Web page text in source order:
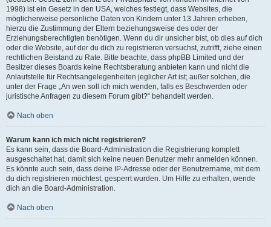
1998) ist ein Gesetz in den USA, welches festlegt, dass Websites, die
möglicherweise persönliche Daten von Kindern unter 13 Jahren erheben,
hierzu die Zustimmung der Eltern beziehungsweise des oder der
Erziehungsberechtigten benötigen. Wenn du dir unsicher bist, ob dies auf dich
oder die Website, auf der du dich zu registrieren versuchst, zutrifft, ziehe einen
rechtlichen Beistand zu Rate. Bitte beachte, dass phpBB Limited und der
Besitzer dieses Boards keine Rechtsberatung anbieten kann und nicht die
Anlaufstelle für Rechtsangelegenheiten jeglicher Art ist; außer solchen, die
unter der Frage „An wen soll ich mich wenden, falls es Beschwerden oder
juristische Anfragen zu diesem Forum gibt?“ behandelt werden.
Nach oben
Warum kann ich mich nicht registrieren?
Es kann sein, dass die Board-Administration die Registrierung komplett
ausgeschaltet hat, damit sich keine neuen Benutzer mehr anmelden können.
Es könnte auch sein, dass deine IP-Adresse oder der Benutzername, mit dem
du dich registrieren möchtest, gesperrt wurden. Um Hilfe zu erhalten, wende
dich an die Board-Administration.
Nach oben